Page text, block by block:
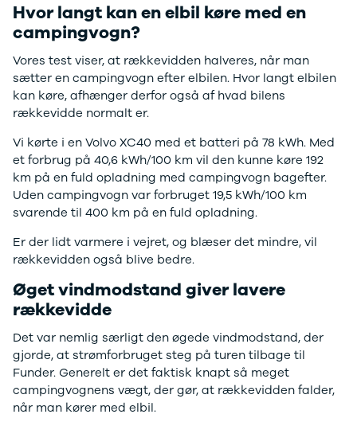
Transit 350
L4 Chassis
E-Transit
350 L2 Van
E-Transit
350 L3 Van
Honda
Honda
Civic
Jazz
Accord
CR-V
Hyundai
Se alle
Elbil
Ioniq 6
Kona
i10
i20
i30
Hvor langt kan en elbil køre med en
campingvogn?
Vores test viser, at rækkevidden halveres, når man
sætter en campingvogn efter elbilen. Hvor langt elbilen
kan køre, afhænger derfor også af hvad bilens
rækkevidde normalt er.
Vi kørte i en Volvo XC40 med et batteri på 78 kWh. Med
et forbrug på 40,6 kWh/100 km vil den kunne køre 192
km på en fuld opladning med campingvogn bagefter.
Uden campingvogn var forbruget 19,5 kWh/100 km
svarende til 400 km på en fuld opladning.
Er der lidt varmere i vejret, og blæser det mindre, vil
rækkevidden også blive bedre.
Øget vindmodstand giver lavere
rækkevidde
Det var nemlig særligt den øgede vindmodstand, der
gjorde, at strømforbruget steg på turen tilbage til
Funder. Generelt er det faktisk knapt så meget
campingvognens vægt, der gør, at rækkevidden falder,
når man kører med elbil.